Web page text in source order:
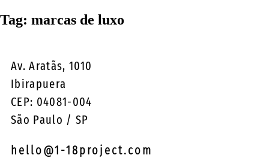
Tag: marcas de luxo
Av. Aratãs, 1010
Ibirapuera
CEP: 04081-004
São Paulo / SP
hello@1-18project.com